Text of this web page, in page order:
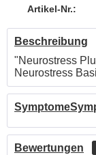
Artikel-Nr.:
Beschreibung
"Neurostress
Neurostress
Bewertungen